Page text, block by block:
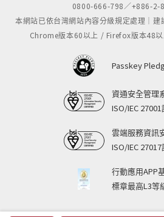
0800-666-798／+886-2-
本網站已依台灣網站內容分級規定處理｜
Chrome版本60以上 / Firefox版本48
Passkey
資通安全管理
ISO/IEC
雲端服務資訊
ISO/IEC
行動應用APP
標章最高L3等